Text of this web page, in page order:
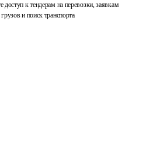
доступ к тендерам на перевозки, заявкам
и поиск транспорта